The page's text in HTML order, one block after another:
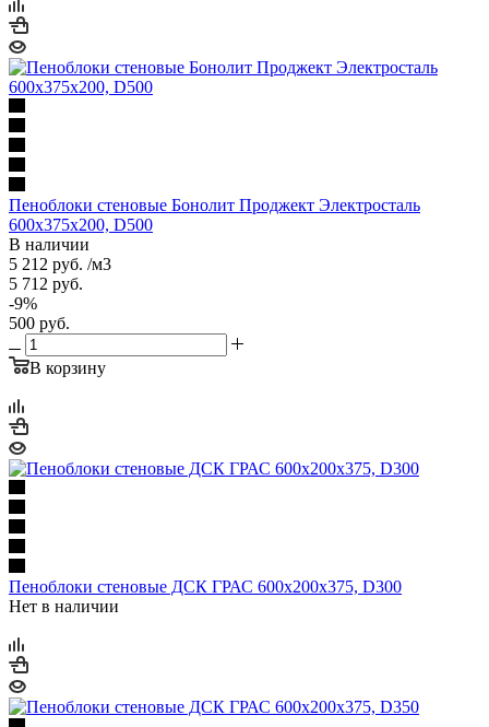
Пеноблоки стеновые Бонолит Проджект Электросталь
600х375х200, D500
В наличии
5 212 руб. /м3
5 712 руб.
-9%
500 руб.
В корзину
Пеноблоки стеновые ДСК ГРАС 600х200х375, D300
Нет в наличии